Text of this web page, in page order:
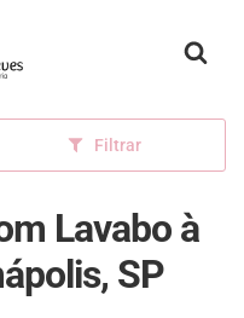
Filtrar
Lavabo à
SP